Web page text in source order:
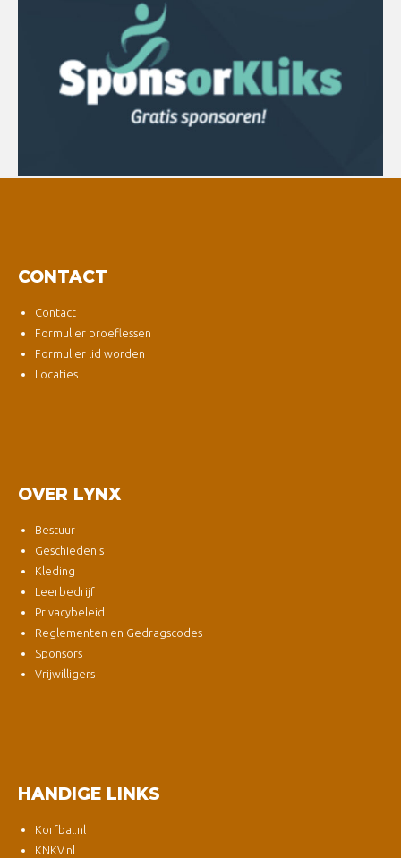
CONTACT
Contact
Formulier proeflessen
Formulier lid worden
Locaties
OVER LYNX
Bestuur
Geschiedenis
Kleding
Leerbedrijf
Privacybeleid
Reglementen en Gedragscodes
Sponsors
Vrijwilligers
HANDIGE LINKS
Korfbal.nl
KNKV.nl